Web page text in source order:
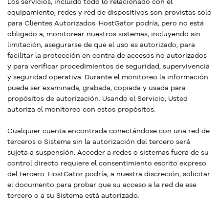
equipamiento, redes y red de dispositivos son provistas solo
para Clientes Autorizados. HostGator podría, pero no está
obligado a, monitorear nuestros sistemas, incluyendo sin
limitación, asegurarse de que el uso es autorizado, para
facilitar la protección en contra de accesos no autorizados
y para verificar procedimientos de seguridad, supervivencia
y seguridad operativa. Durante el monitoreo la información
puede ser examinada, grabada, copiada y usada para
propósitos de autorización. Usando el Servicio, Usted
autoriza el monitoreo con estos propósitos.
Cualquier cuenta encontrada conectándose con una red de
terceros o Sistema sin la autorización del tercero será
sujeta a suspensión. Acceder a redes o sistemas fuera de su
control directo requiere el consentimiento escrito expreso
del tercero. HostGator podría, a nuestra discreción, solicitar
el documento para probar que su acceso a la red de ese
tercero o a su Sistema está autorizado.